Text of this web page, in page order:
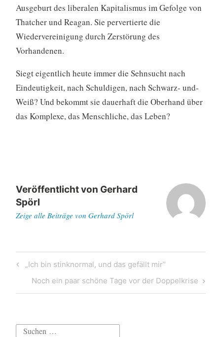
Ausgeburt des liberalen Kapitalismus im Gefolge von
Thatcher und Reagan. Sie pervertierte die
Wiedervereinigung durch Zerstörung des
Vorhandenen.
Siegt eigentlich heute immer die Sehnsucht nach
Eindeutigkeit, nach Schuldigen, nach Schwarz- und-
Weiß? Und bekommt sie dauerhaft die Oberhand über
das Komplexe, das Menschliche, das Leben?
Veröffentlicht von Gerhard
Spörl
Zeige alle Beiträge von Gerhard Spörl
Beitragsnavigation
Previous
Post
„Ich bin stinknormal, und das gefällt mir“
Next
Post
Noch ein paar schöne Tage vor der Doppelkrise
Suchen